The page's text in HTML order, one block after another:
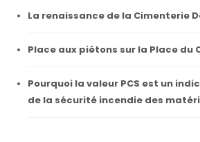
La renaissance de la Cimenterie
Place aux piétons sur la Place du
Pourquoi la valeur PCS est un
de la sécurité incendie des